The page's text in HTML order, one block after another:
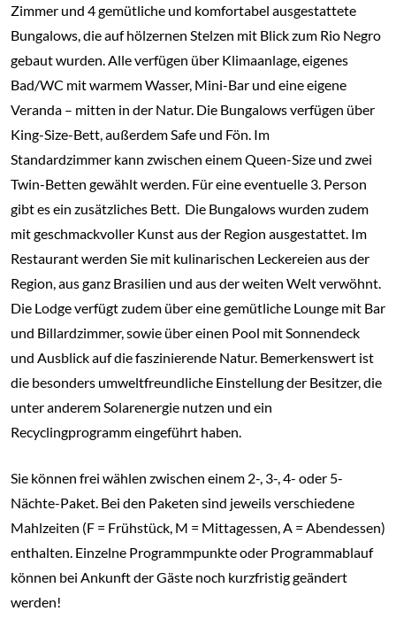
Zimmer und 4 gemütliche und komfortabel ausgestattete
Bungalows, die auf hölzernen Stelzen mit Blick zum Rio Negro
gebaut wurden. Alle verfügen über Klimaanlage, eigenes
Bad/WC mit warmem Wasser, Mini-Bar und eine eigene
Veranda – mitten in der Natur. Die Bungalows verfügen über
King-Size-Bett, außerdem Safe und Fön. Im
Standardzimmer kann zwischen einem Queen-Size und zwei
Twin-Betten gewählt werden. Für eine eventuelle 3. Person
gibt es ein zusätzliches Bett. Die Bungalows wurden zudem
mit geschmackvoller Kunst aus der Region ausgestattet. Im
Restaurant werden Sie mit kulinarischen Leckereien aus der
Region, aus ganz Brasilien und aus der weiten Welt verwöhnt.
Die Lodge verfügt zudem über eine gemütliche Lounge mit Bar
und Billardzimmer, sowie über einen Pool mit Sonnendeck
und Ausblick auf die faszinierende Natur. Bemerkenswert ist
die besonders umweltfreundliche Einstellung der Besitzer, die
unter anderem Solarenergie nutzen und ein
Recyclingprogramm eingeführt haben.
Sie können frei wählen zwischen einem 2-, 3-, 4- oder 5-
Nächte-Paket. Bei den Paketen sind jeweils verschiedene
Mahlzeiten (F = Frühstück, M = Mittagessen, A = Abendessen)
enthalten. Einzelne Programmpunkte oder Programmablauf
können bei Ankunft der Gäste noch kurzfristig geändert
werden!